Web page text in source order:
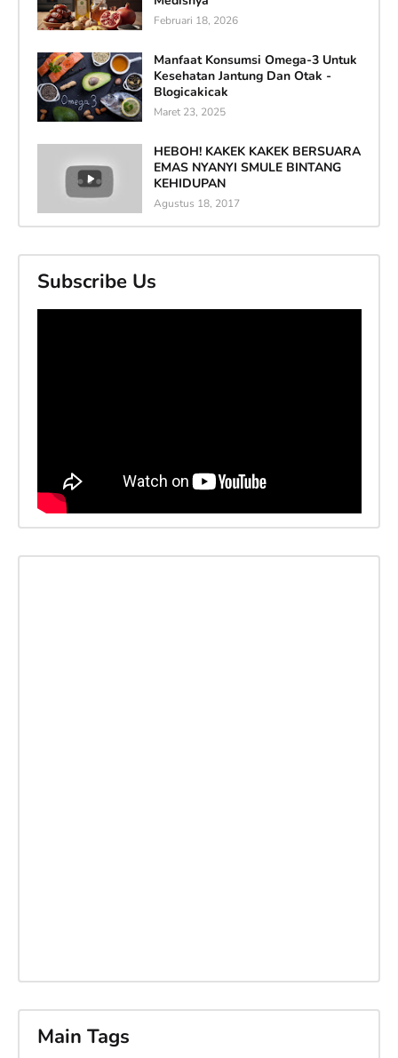
Februari 18, 2026
Manfaat Konsumsi Omega-3 Untuk
Kesehatan Jantung Dan Otak -
Blogicakicak
Maret 23, 2025
HEBOH! KAKEK KAKEK BERSUARA
EMAS NYANYI SMULE BINTANG
KEHIDUPAN
Agustus 18, 2017
Subscribe Us
Main Tags